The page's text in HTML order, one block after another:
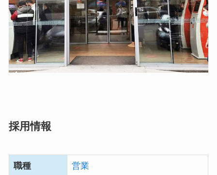
採用情報
職種 営業